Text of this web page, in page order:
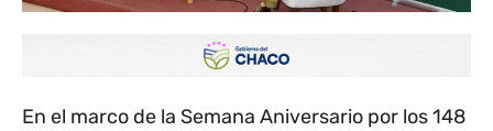
En el marco de la Semana Aniversario por los 148